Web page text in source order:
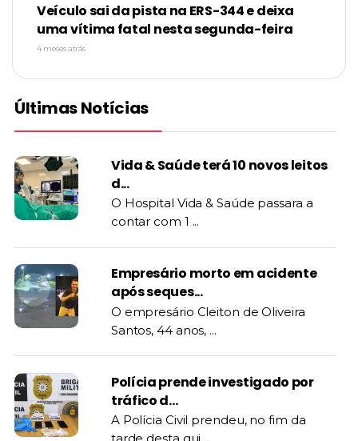
Veículo sai da pista na ERS-344 e deixa
uma vítima fatal nesta segunda-feira
4 meses atrás
Últimas Notícias
Vida & Saúde terá 10 novos leitos
d...
O Hospital Vida & Saúde passara a
contar com 1 ...
Empresário morto em acidente
após seques...
O empresário Cleiton de Oliveira
Santos, 44 anos, ...
Polícia prende investigado por
tráfico d...
A Polícia Civil prendeu, no fim da